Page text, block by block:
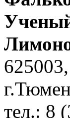
тел.: 8